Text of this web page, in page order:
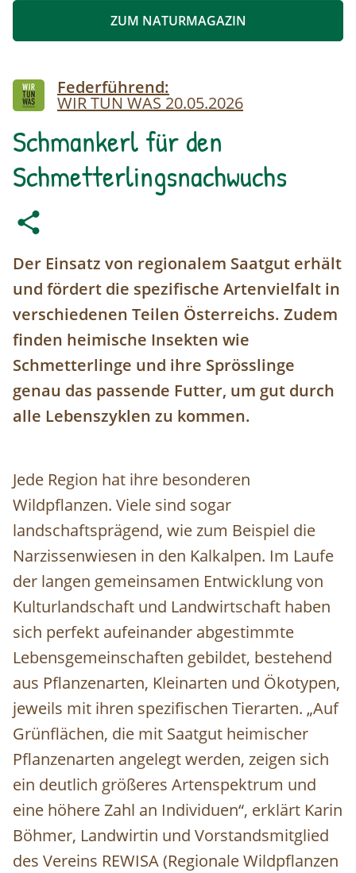
ZUM NATURMAGAZIN
ImageFederführend:
WIR TUN WAS 20.05.2026
Schmankerl für den
Schmetterlingsnachwuchs
Der Einsatz von regionalem Saatgut erhält
und fördert die spezifische Artenvielfalt in
verschiedenen Teilen Österreichs. Zudem
finden heimische Insekten wie
Schmetterlinge und ihre Sprösslinge
genau das passende Futter, um gut durch
alle Lebenszyklen zu kommen.
Jede Region hat ihre besonderen
Wildpflanzen. Viele sind sogar
landschaftsprägend, wie zum Beispiel die
Narzissenwiesen in den Kalkalpen. Im Laufe
der langen gemeinsamen Entwicklung von
Kulturlandschaft und Landwirtschaft haben
sich perfekt aufeinander abgestimmte
Lebensgemeinschaften gebildet, bestehend
aus Pflanzenarten, Kleinarten und Ökotypen,
jeweils mit ihren spezifischen Tierarten. „Auf
Grünflächen, die mit Saatgut heimischer
Pflanzenarten angelegt werden, zeigen sich
ein deutlich größeres Artenspektrum und
eine höhere Zahl an Individuen“, erklärt Karin
Böhmer, Landwirtin und Vorstandsmitglied
des Vereins REWISA (Regionale Wildpflanzen